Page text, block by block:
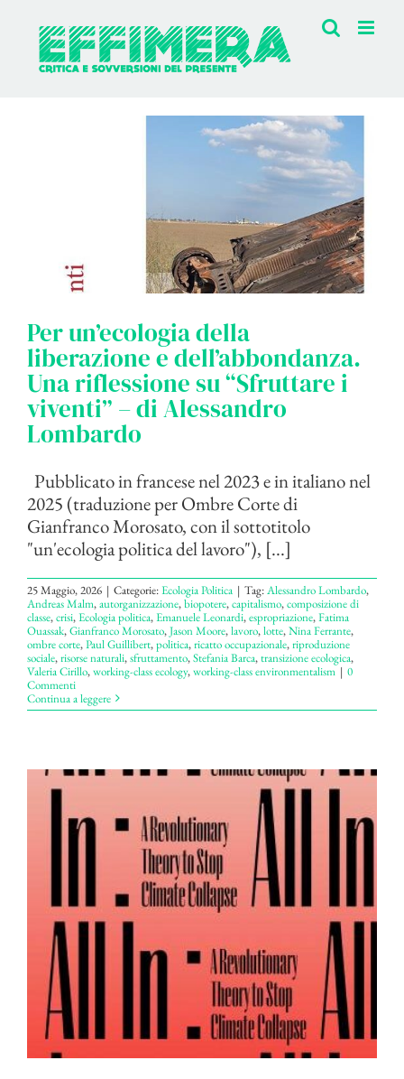
contenuto
Per un’ecologia della
liberazione e dell’abbondanza.
Una riflessione su “Sfruttare i
viventi” – di Alessandro
Lombardo
Pubblicato in francese nel 2023 e in italiano nel
2025 (traduzione per Ombre Corte di
Gianfranco Morosato, con il sottotitolo
"un'ecologia politica del lavoro"), [...]
25 Maggio, 2026 | Categorie:Ecologia Politica | Tag:Alessandro Lombardo,
Andreas Malm,autorganizzazione,biopotere,capitalismo,composizione di
classe,crisi,Ecologia politica,Emanuele Leonardi,espropriazione,Fatima
Ouassak,Gianfranco Morosato,Jason Moore,lavoro,lotte,Nina Ferrante,
ombre corte,Paul Guillibert,politica,ricatto occupazionale,riproduzione
sociale,risorse naturali,sfruttamento,Stefania Barca,transizione ecologica,
Valeria Cirillo,working-class ecology,working-class environmentalism | 0
Commenti
Continua a leggere